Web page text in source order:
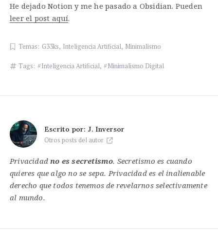
He dejado Notion y me he pasado a Obsidian. Pueden
leer el post aquí.
Temas: G33ks, Inteligencia Artificial, Minimalismo
Tags: Inteligencia Artificial, Minimalismo Digital
Escrito por: J. Inversor
Otros posts del autor
Privacidad no es secretismo. Secretismo es cuando
quieres que algo no se sepa. Privacidad es el inalienable
derecho que todos tenemos de revelarnos selectivamente
al mundo.